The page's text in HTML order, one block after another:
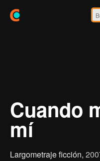
Cuando
mí
Largometraje ficción,